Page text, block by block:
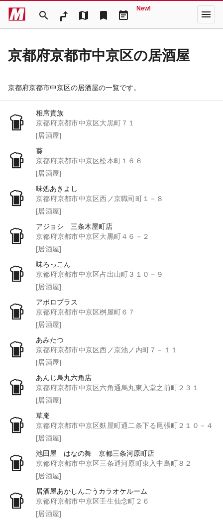
search map bookmark event_note
New! menu
京都府京都市中京区の居酒屋
京都府京都市中京区の居酒屋の一覧です。
相席貴族
京都府京都市中京区大黒町７１
[居酒屋]
葵
京都府京都市中京区松本町１６６
[居酒屋]
味処あきよし
京都府京都市中京区西ノ京職司町１－８
[居酒屋]
アジョシ 三条木屋町店
京都府京都市中京区大黒町４６－２
[居酒屋]
味ろっこん
京都府京都市中京区占出山町３１０－９
[居酒屋]
アポロプラス
京都府京都市中京区桝屋町６７
[居酒屋]
あみたつ
京都府京都市中京区西ノ京池ノ内町７－１１
[居酒屋]
あんじ烏丸六角店
京都府京都市中京区六角通烏丸東入堂之前町２３１
[居酒屋]
草庵
京都府京都市中京区麩屋町通二条下る尾張町２１０－４
[居酒屋]
池田屋 はなの舞 京都三条河原町店
京都府京都市中京区三条通河原町東入中島町８２
[居酒屋]
居酒屋あかしんごうカラオケルーム
京都府京都市中京区壬生仙念町２６
[居酒屋]